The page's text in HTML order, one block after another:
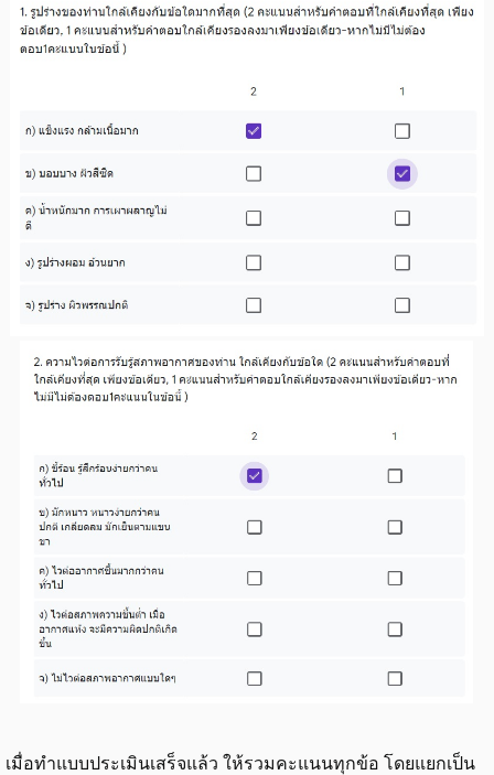
เมื่อทำแบบประเมินเสร็จแล้ว ให้รวมคะแนนทุกข้อ โดยแยกเป็น